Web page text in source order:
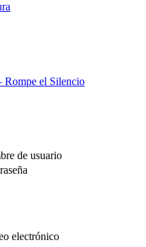
Rompe el Silencio
de usuario
electrónico